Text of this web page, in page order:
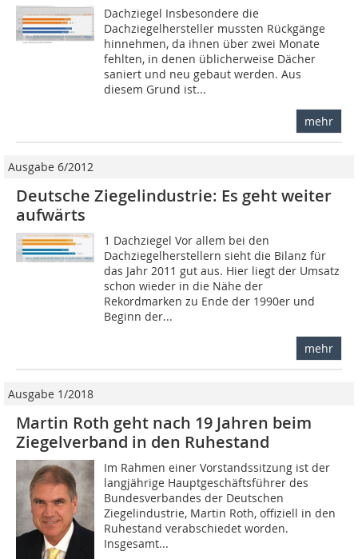
Dachziegel Insbesondere die
Dachziegelhersteller mussten Rückgänge
hinnehmen, da ihnen über zwei Monate
fehlten, in denen üblicherweise Dächer
saniert und neu gebaut werden. Aus
diesem Grund ist...
mehr
Ausgabe 6/2012
Deutsche Ziegelindustrie: Es geht weiter
aufwärts
1 Dachziegel Vor allem bei den
Dachziegelherstellern sieht die Bilanz für
das Jahr 2011 gut aus. Hier liegt der Umsatz
schon wieder in die Nähe der
Rekordmarken zu Ende der 1990er und
Beginn der...
mehr
Ausgabe 1/2018
Martin Roth geht nach 19 Jahren beim
Ziegelverband in den Ruhestand
Im Rahmen einer Vorstandssitzung ist der
langjährige Hauptgeschäftsführer des
Bundesverbandes der Deutschen
Ziegelindustrie, Martin Roth, offiziell in den
Ruhestand verabschiedet worden.
Insgesamt...